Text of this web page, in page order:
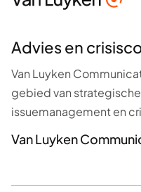
Advies en
Van Luyken
gebied van
issuemanagement en
Van Luyken